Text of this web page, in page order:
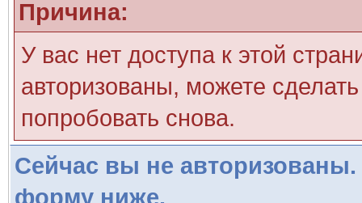
Причина:
У вас нет доступа к этой
авторизованы, можете
попробовать снова.
Сейчас вы не авторизованы.
форму ниже.